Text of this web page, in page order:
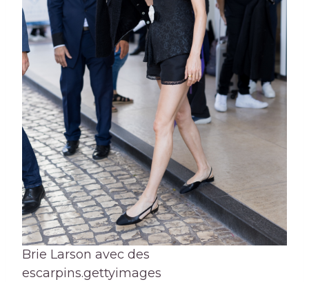
Brie Larson avec des
escarpins.gettyimages